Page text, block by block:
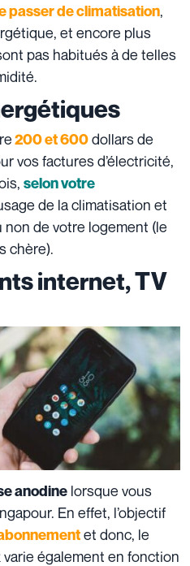
passer de climatisation,
et encore plus
pas habitués à de telles
200 et 600dollars de
vos factures d’électricité,
selon votre
de la climatisation et
non de votre logement (le
chère).
internet, TV
anodine lorsque vous
En effet, l’objectif
et donc, le
également en fonction